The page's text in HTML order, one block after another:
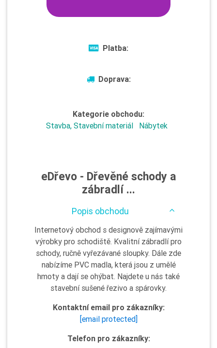
Platba:
Doprava:
Kategorie obchodu:
Stavba, Stavební materiál
Nábytek
eDřevo - Dřevěné schody a
zábradlí ...
Popis obchodu
Internetový obchod s designově zajímavými
výrobky pro schodiště. Kvalitní zábradlí pro
schody, ručně vyřezávané sloupky. Dále zde
nabízíme PVC madla, která jsou z umělé
hmoty a dají se ohýbat. Najdete u nás také
stavební sušené řezivo a spárovky.
Kontaktní email pro zákazníky:
[email protected]
Telefon pro zákazníky: